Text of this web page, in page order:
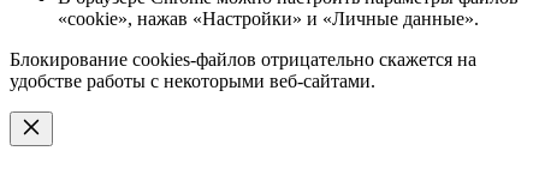
«cookie», нажав «Настройки» и «Личные данные».
Блокирование cookies-файлов отрицательно скажется на
удобстве работы с некоторыми веб-сайтами.